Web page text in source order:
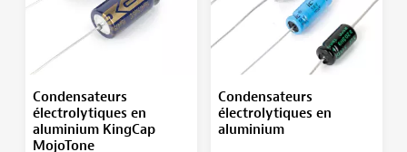
Condensateurs
électrolytiques en
aluminium KingCap
MojoTone
Condensateurs
électrolytiques en
aluminium